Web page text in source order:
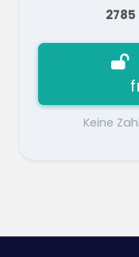
2785
Keine